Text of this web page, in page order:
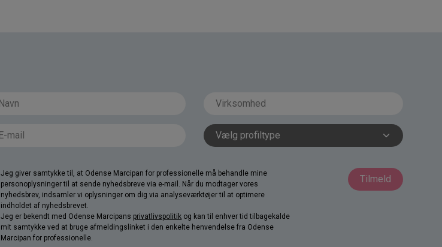
Jeg giver samtykke til, at Odense Marcipan for professionelle må behandle mine
personoplysninger til at sende nyhedsbreve via e-mail. Når du modtager vores
nyhedsbrev, indsamler vi oplysninger om dig via analyseværktøjer til at optimere
indholdet af nyhedsbrevet.
Jeg er bekendt med Odense Marcipans privatlivspolitik og kan til enhver tid tilbagekalde
mit samtykke ved at bruge afmeldingslinket i den enkelte henvendelse fra Odense
Marcipan for professionelle.
Tilmeld